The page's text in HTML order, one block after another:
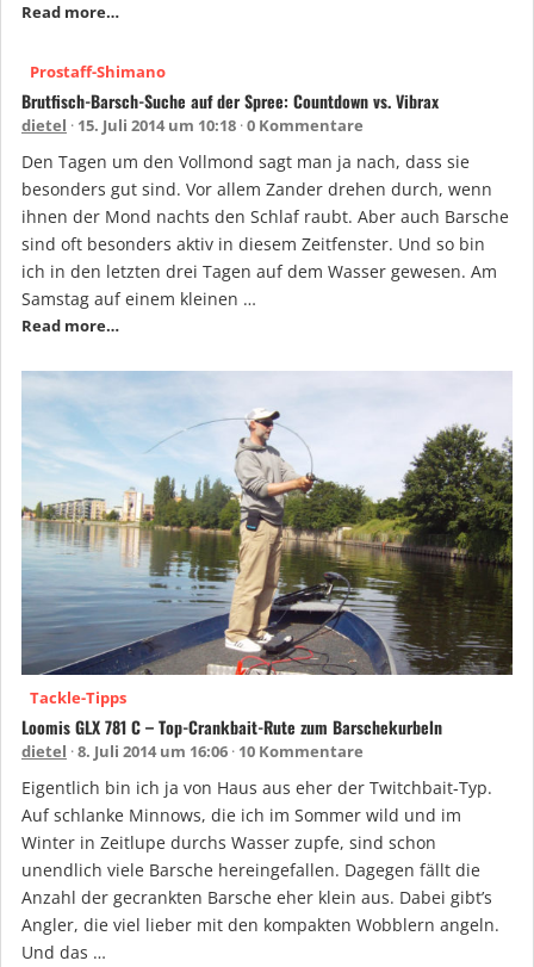
Read more…
Prostaff-Shimano
Brutfisch-Barsch-Suche auf der Spree: Countdown vs. Vibrax
dietel 15. Juli 2014 um 10:18 0 Kommentare
Den Tagen um den Vollmond sagt man ja nach, dass sie
besonders gut sind. Vor allem Zander drehen durch, wenn
ihnen der Mond nachts den Schlaf raubt. Aber auch Barsche
sind oft besonders aktiv in diesem Zeitfenster. Und so bin
ich in den letzten drei Tagen auf dem Wasser gewesen. Am
Samstag auf einem kleinen …
Read more…
Tackle-Tipps
Loomis GLX 781 C – Top-Crankbait-Rute zum Barschekurbeln
dietel 8. Juli 2014 um 16:06 10 Kommentare
Eigentlich bin ich ja von Haus aus eher der Twitchbait-Typ.
Auf schlanke Minnows, die ich im Sommer wild und im
Winter in Zeitlupe durchs Wasser zupfe, sind schon
unendlich viele Barsche hereingefallen. Dagegen fällt die
Anzahl der gecrankten Barsche eher klein aus. Dabei gibt’s
Angler, die viel lieber mit den kompakten Wobblern angeln.
Und das …